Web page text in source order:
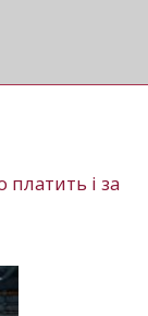
платить і за